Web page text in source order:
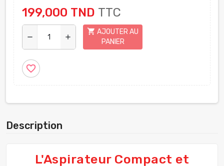
199,000 TND TTC
remove add
shopping_cart AJOUTER AU
PANIER
favorite_border
Description
L'Aspirateur Compact et